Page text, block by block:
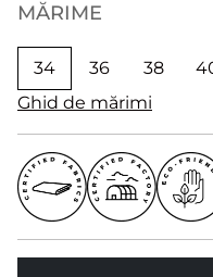
MĂRIME
34 36 38
Ghid de mărimi